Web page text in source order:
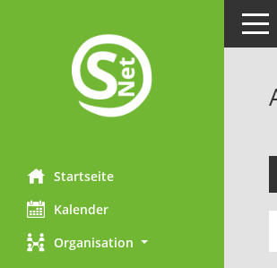
Startseite
Kalender
Organisation